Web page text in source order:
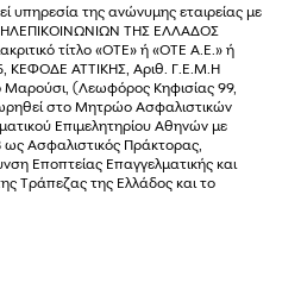
υπηρεσία της ανώνυµης εταιρείας µε
ΤΗΣ ΕΛΛΑΔΟΣ
τίτλο «OTE» ή «ΟΤΕ Α.Ε.» ή
ΚΕΦΟΔΕ ΑΤΤΙΚΗΣ, Αριθ. Γ.Ε.Μ.Η
(Λεωφόρος Κηφισίας 99,
στο Μητρώο Ασφαλιστικών
Επιµελητηρίου Αθηνών µε
Ασφαλιστικός Πράκτορας,
Εποπτείας Επαγγελματικής και
Τράπεζας της Ελλάδος και το